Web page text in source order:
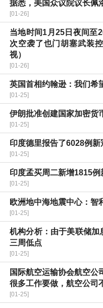
据悉，美国众议院议长佩
[01-26]
当地时间1月25日夜间至
次空袭了也门胡塞武装
视）
[01-26]
英国首相约翰逊：我们希
[01-25]
伊朗批准创建国家加密货
[01-25]
印度德里报告了6028例
[01-25]
印度孟买周二新增1815例
[01-25]
欧洲地中海地震中心：智
[01-25]
机构分析：由于美联储加
三周低点
[01-25]
国际航空运输协会航空公
很多工作要做，航空公司
[01-25]